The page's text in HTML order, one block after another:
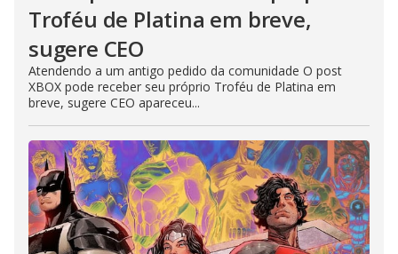
Troféu de Platina em breve,
sugere CEO
Atendendo a um antigo pedido da comunidade O post
XBOX pode receber seu próprio Troféu de Platina em
breve, sugere CEO apareceu...